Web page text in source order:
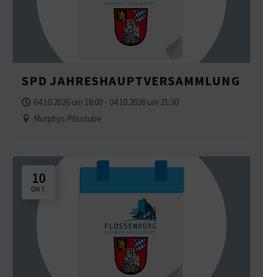
SPD JAHRES­HAUPT­VER­SAMMLUNG
04.10.2026 um 18:00 - 04.10.2026 um 21:30
Murphys Pilsstube
10
OKT.